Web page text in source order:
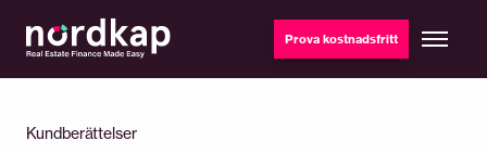
Prova kostnadsfritt
Kundberättelser